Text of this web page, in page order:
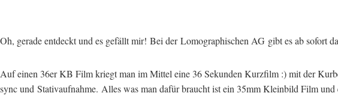
Oh, gerade entdeckt und es gefällt mir! Bei der Lomographischen AG gibt es ab sofort
Auf einen 36er KB Film kriegt man im Mittel eine 36 Sekunden Kurzfilm :) mit der
sync und Stativaufnahme. Alles was man dafür braucht ist ein 35mm Kleinbild Film und